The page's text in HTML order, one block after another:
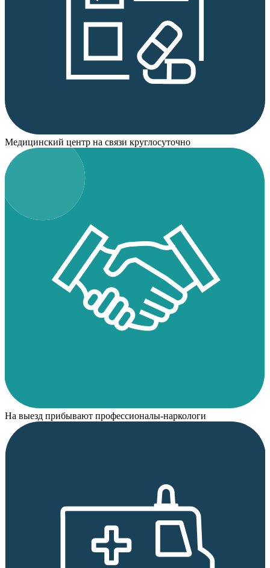
Медицинский центр на связи круглосуточно
На выезд прибывают профессионалы-наркологи